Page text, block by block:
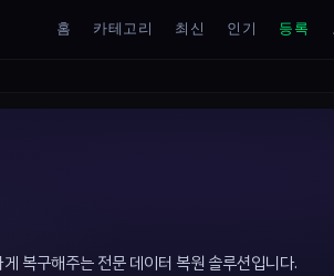
홈 카테고리 최신 인기 등록
복구해주는 전문 데이터 복원 솔루션입니다.